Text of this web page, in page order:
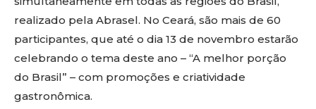
realizado pela Abrasel. No Ceará, são mais de 60
participantes, que até o dia 13 de novembro estarão
celebrando o tema deste ano – “A melhor porção
do Brasil” – com promoções e criatividade
gastronômica.